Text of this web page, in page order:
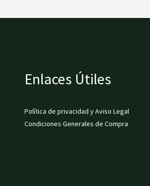
Enlaces Útiles
Política de privacidad y Aviso Legal
Condiciones Generales de Compra